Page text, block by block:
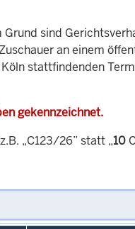
sind
an einem
stattfindenden
gekennzeichnet.
„C123/26” statt „10